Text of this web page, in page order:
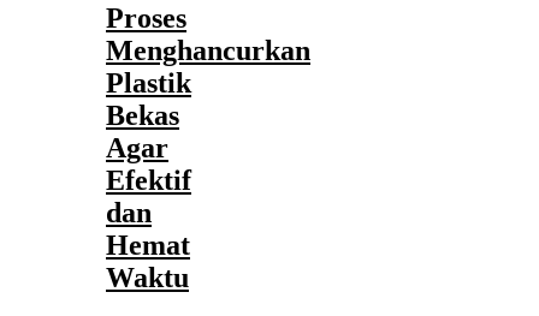
Proses
Menghancurkan
Plastik
Bekas
Agar
Efektif
dan
Hemat
Waktu